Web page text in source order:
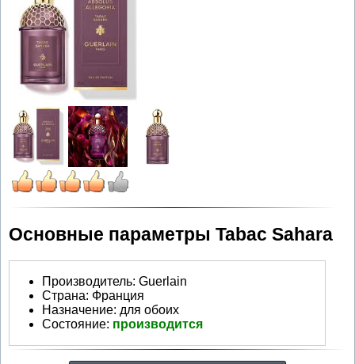
Основные параметры Tabac Sahara
Производитель: Guerlain
Страна: Франция
Назначение: для обоих
Состояние: производится